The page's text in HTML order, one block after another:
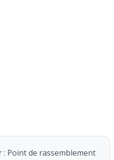
: Point de rassemblement